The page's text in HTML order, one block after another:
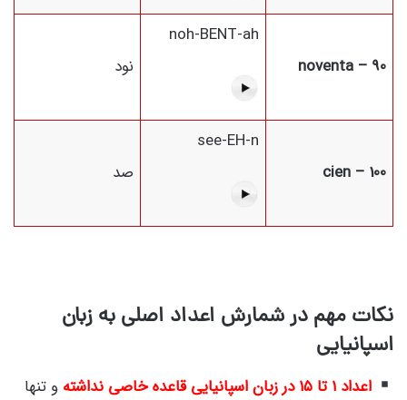
90 – noventa
noh-BENT-ah
نود
100 – cien
see-EH-n
صد
نکات مهم در شمارش اعداد اصلی به زبان
اسپانیایی
اعداد ۱ تا ۱۵ در زبان اسپانیایی قاعده خاصی نداشته
و تنها